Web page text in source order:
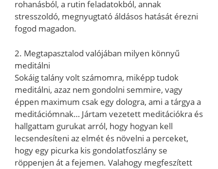
rohanásból, a rutin feladatokból, annak
stresszoldó, megnyugtató áldásos hatását érezni
fogod magadon.
2. Megtapasztalod valójában milyen könnyű
meditálni
Sokáig talány volt számomra, miképp tudok
meditálni, azaz nem gondolni semmire, vagy
éppen maximum csak egy dologra, ami a tárgya a
meditációmnak… Jártam vezetett meditációkra és
hallgattam gurukat arról, hogy hogyan kell
lecsendesíteni az elmét és növelni a perceket,
hogy egy picurka kis gondolatfoszlány se
röppenjen át a fejemen. Valahogy megfeszített